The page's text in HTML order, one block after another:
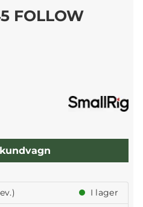
FOLLOW
I lager